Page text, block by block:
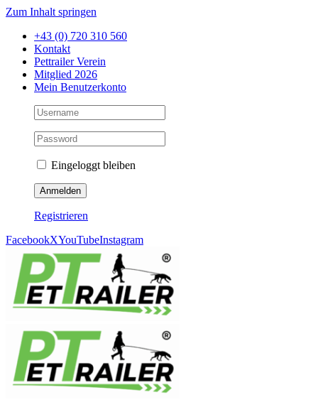
Zum Inhalt springen
+43 (0) 720 310 560
Kontakt
Pettrailer Verein
Mitglied 2026
Mein Benutzerkonto
Eingeloggt bleiben
Registrieren
FacebookXYouTubeInstagram